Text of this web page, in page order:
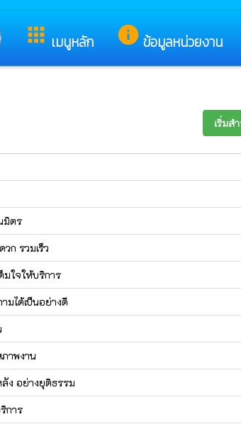
apps เมนูหลัก info ข้อมูลหน่วยงาน
ยินดีต้อนรับสู่เว็บไซต์ของ เทศบาลตำบลศรีถ้อย
เริ่มส
มิตร
ก รวมเร็ว
มใจให้บริการ
มได้เป็นอย่างดี
าพงาน
ง อย่างยุติธรรม
การ